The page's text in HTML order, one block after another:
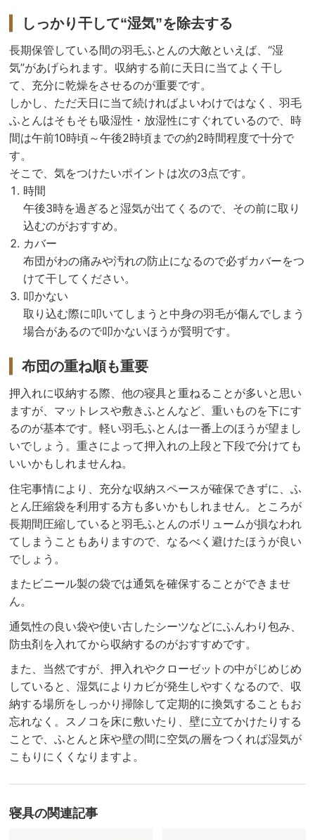
しっかり干して“湿気”を除去する
長期保管している間の羽毛ふとんの大敵といえば、“湿
気”があげられます。収納する前に天日に当てよく干し
て、充分に乾燥をさせるのが重要です。
しかし、ただ天日に当て続ければよいわけではなく、羽毛
ふとんはそもそも吸湿性・放湿性にすぐれているので、時
間は午前10時頃～午後2時頃までの約2時間程度で十分で
す。
そこで、気をつけたいポイントは次の3点です。
時間
午後3時を過ぎると湿気が出てくるので、その前に取り
込むのがおすすめ。
カバー
布団がわの痛みや汚れの防止になるので必ずカバーをつ
けて干してください。
叩かない
取り込む際に叩いてしまうと中身の羽毛が傷んでしまう
場合があるので叩かないほうが賢明です。
布団の重ね順も重要
押入れに収納する際、他の寝具と重ねることが多いと思い
ますが、マットレスや敷きふとんなど、重いものを下にす
るのが基本です。軽い羽毛ふとんは一番上のほうが望まし
いでしょう。重さによって押入れの上段と下段で分けても
いいかもしれませんね。
住宅事情により、充分な収納スペースが確保できずに、ふ
とん圧縮袋を利用する方も多いかもしれません。ところが
長期間圧縮していると羽毛ふとんのボリュームが損なわれ
てしまうこともありますので、なるべく避けたほうが良い
でしょう。
またビニール製の袋では通気を確保することができませ
ん。
通気性の良い袋や使い古したシーツなどにふんわり包み、
防虫剤を入れてから収納するのがおすすめです。
また、当然ですが、押入れやクローゼットの中がじめじめ
していると、湿気によりカビが発生しやすくなるので、収
納する場所をしっかり掃除して定期的に換気することもお
忘れなく。スノコを床に敷いたり、壁に立てかけたりする
ことで、ふとんと床や壁の間に空気の層をつくれば湿気が
こもりにくくなりますよ。
寝具の関連記事